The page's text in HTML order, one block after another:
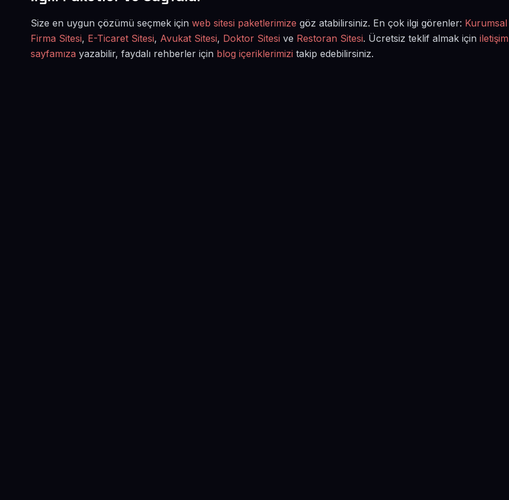
Size en uygun çözümü seçmek için web sitesi paketlerimize göz atabilirsiniz. En çok ilgi görenler: Kurumsal
Firma Sitesi, E-Ticaret Sitesi, Avukat Sitesi, Doktor Sitesi ve Restoran Sitesi. Ücretsiz teklif almak için iletişim
sayfamıza yazabilir, faydalı rehberler için blog içeriklerimizi takip edebilirsiniz.